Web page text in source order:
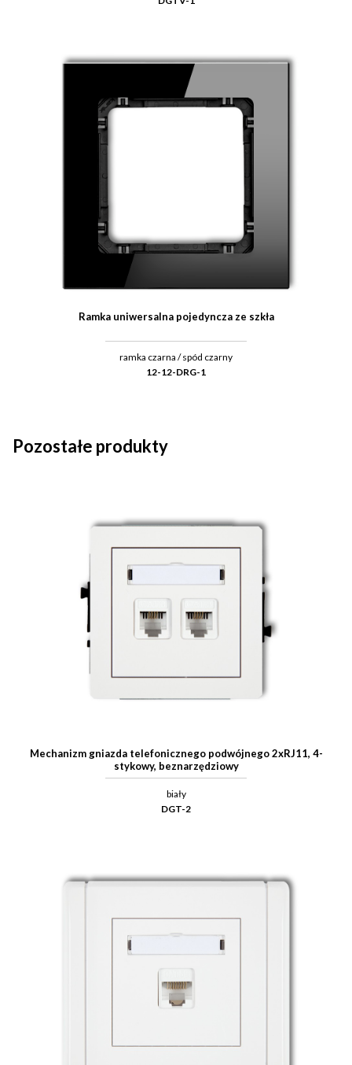
Ramka uniwersalna pojedyncza ze szkła
ramka czarna / spód czarny
12-12-DRG-1
Pozostałe produkty
Mechanizm gniazda telefonicznego podwójnego 2xRJ11, 4-
stykowy, beznarzędziowy
biały
DGT-2